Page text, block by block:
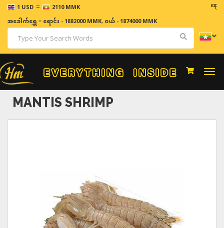
1 USD = 2110 MMK ဈေးနှုန်
အခေါက်ရွှေ=ရောင်း - 1882000 MMK, ဝယ် - 1874000 MMK
MANTIS SHRIMP